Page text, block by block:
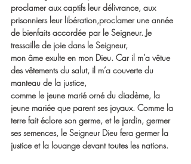
proclamer aux captifs leur délivrance, aux
prisonniers leur libération,proclamer une année
de bienfaits accordée par le Seigneur. Je
tressaille de joie dans le Seigneur,
mon âme exulte en mon Dieu. Car il m’a vêtue
des vêtements du salut, il m’a couverte du
manteau de la justice,
comme le jeune marié orné du diadème, la
jeune mariée que parent ses joyaux. Comme la
terre fait éclore son germe, et le jardin, germer
ses semences, le Seigneur Dieu fera germer la
justice et la louange devant toutes les nations.